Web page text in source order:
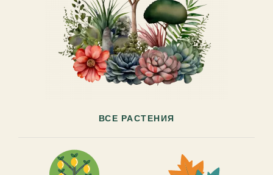
ВСЕ РАСТЕНИЯ